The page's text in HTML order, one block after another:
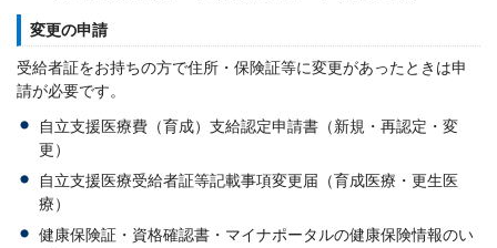
変更の申請
受給者証をお持ちの方で住所・保険証等に変更があったときは申
請が必要です。
自立支援医療費（育成）支給認定申請書（新規・再認定・変
更）
自立支援医療受給者証等記載事項変更届（育成医療・更生医
療）
健康保険証・資格確認書・マイナポータルの健康保険情報のい